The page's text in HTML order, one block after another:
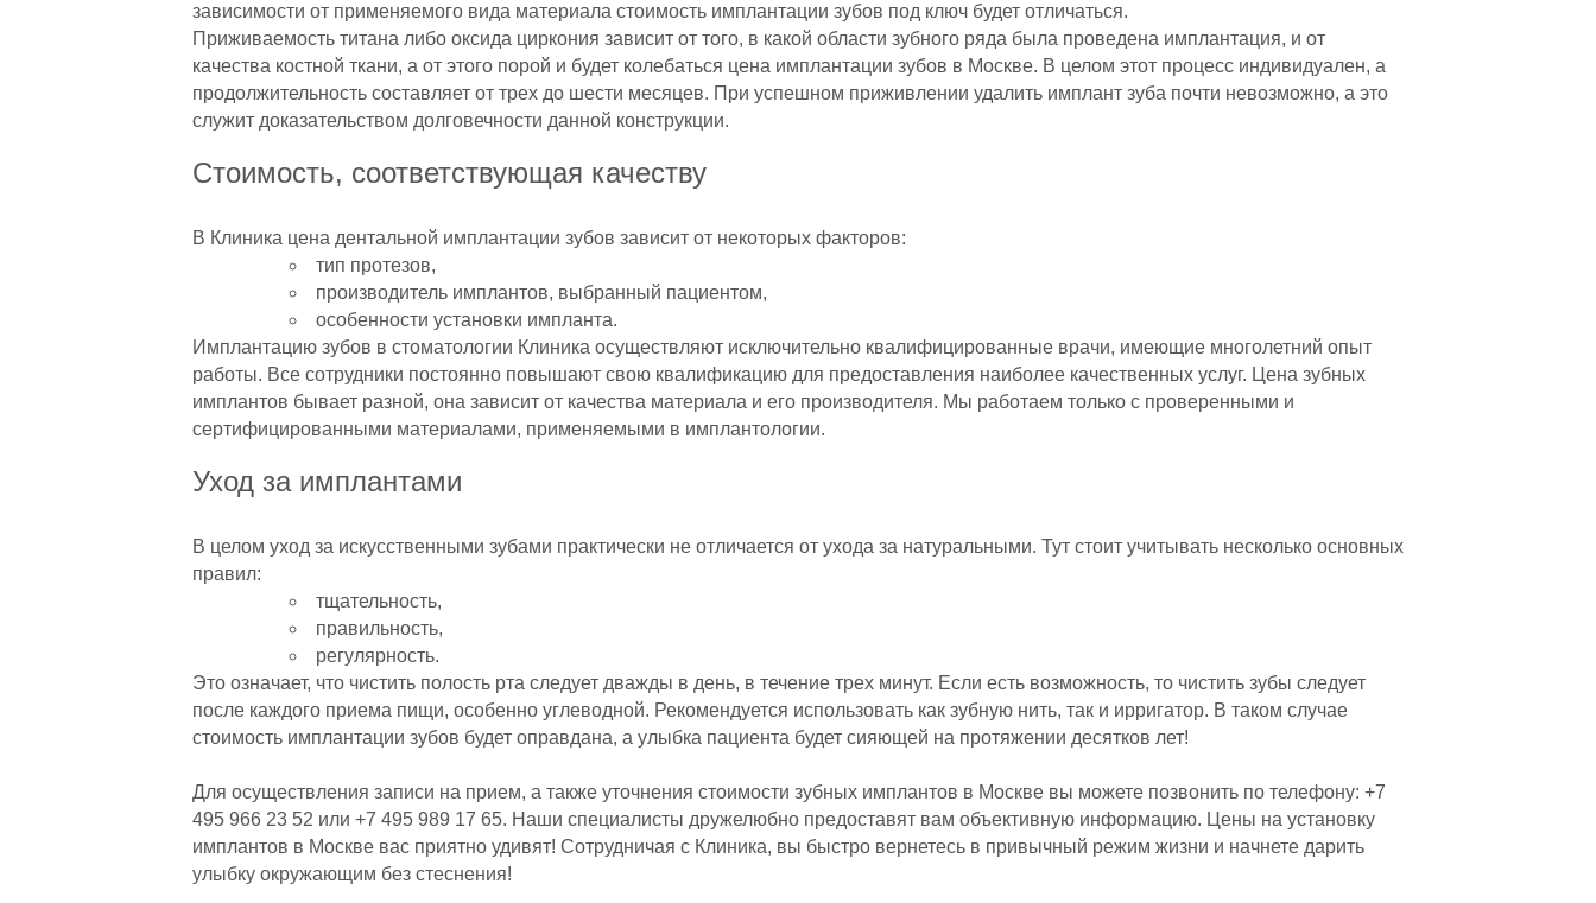
зависимости от применяемого вида материала стоимость имплантации зубов под ключ будет отличаться.
Приживаемость титана либо оксида циркония зависит от того, в какой области зубного ряда была проведена имплантация, и от
качества костной ткани, а от этого порой и будет колебаться цена имплантации зубов в Москве. В целом этот процесс индивидуален, а
продолжительность составляет от трех до шести месяцев. При успешном приживлении удалить имплант зуба почти невозможно, а это
служит доказательством долговечности данной конструкции.
Стоимость, соответствующая качеству
В Клиника цена дентальной имплантации зубов зависит от некоторых факторов:
тип протезов,
производитель имплантов, выбранный пациентом,
особенности установки импланта.
Имплантацию зубов в стоматологии Клиника осуществляют исключительно квалифицированные врачи, имеющие многолетний опыт
работы. Все сотрудники постоянно повышают свою квалификацию для предоставления наиболее качественных услуг. Цена зубных
имплантов бывает разной, она зависит от качества материала и его производителя. Мы работаем только с проверенными и
сертифицированными материалами, применяемыми в имплантологии.
Уход за имплантами
В целом уход за искусственными зубами практически не отличается от ухода за натуральными. Тут стоит учитывать несколько основных
правил:
тщательность,
правильность,
регулярность.
Это означает, что чистить полость рта следует дважды в день, в течение трех минут. Если есть возможность, то чистить зубы следует
после каждого приема пищи, особенно углеводной. Рекомендуется использовать как зубную нить, так и ирригатор. В таком случае
стоимость имплантации зубов будет оправдана, а улыбка пациента будет сияющей на протяжении десятков лет!
Для осуществления записи на прием, а также уточнения стоимости зубных имплантов в Москве вы можете позвонить по телефону: +7
495 966 23 52 или +7 495 989 17 65. Наши специалисты дружелюбно предоставят вам объективную информацию. Цены на установку
имплантов в Москве вас приятно удивят! Сотрудничая с Клиника, вы быстро вернетесь в привычный режим жизни и начнете дарить
улыбку окружающим без стеснения!